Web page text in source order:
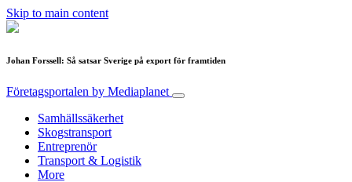
Skip to main content
Johan Forssell: Så satsar Sverige på export för framtiden
Företagsportalen by Mediaplanet
Samhällssäkerhet
Skogstransport
Entreprenör
Transport & Logistik
More